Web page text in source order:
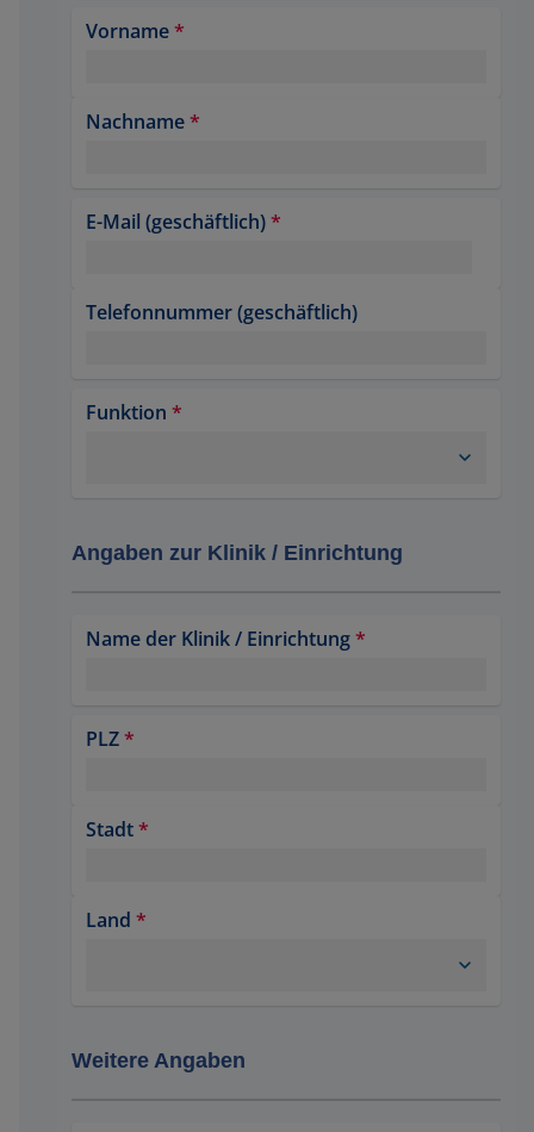
Vorname*
Nachname*
E-Mail (geschäftlich)*
Telefonnummer (geschäftlich)
Funktion *
Angaben zur Klinik / Einrichtung
Name der Klinik / Einrichtung*
PLZ*
Stadt*
Land *
Weitere Angaben